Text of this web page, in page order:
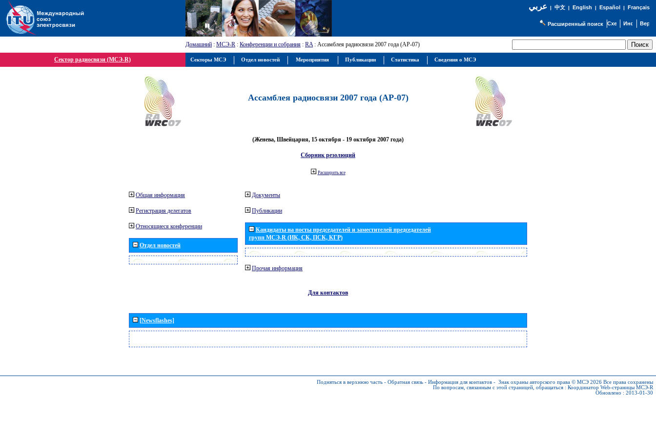
عربي| 中文| English | Español | Français
Расширенный поиск
Домашний : МСЭ-R : Конференции и собрания : RA: Ассамблея радиосвязи 2007 года (АР-07)
Сектор радиосвязи (МСЭ-R)
Ассамблея радиосвязи 2007 года (АР-07)
(Женева, Швейцария, 15 октября - 19 октября 2007 года)
Сборник резолюций
Расширить все
Общая информация
Регистрация делегатов
Относящиеся конференции
Отдел новостей
Документы
Публикации
Кандидаты на посты председателей и заместителей председателей
групп МСЭ-R (ИК, СК, ПСК, КГР)
Прочая информация
Для контактов
[Newsflashes]
Подняться в верхнюю часть - Обратная связь - Информация для контактов - Знак охраны авторского права © МСЭ 2026 Все права сохранены
По вопросам, связанным с этой страницей, обращаться : Координатор Web-страницы МСЭ-R
Обновлено : 2013-01-30
Секторы МСЭ Отдел новостей Мероприятия Публикации Статистика Сведения о МСЭ